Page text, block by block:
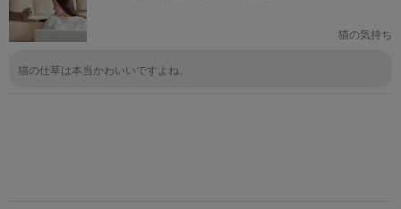
猫の気持ち
猫の仕草は本当かわいいですよね。